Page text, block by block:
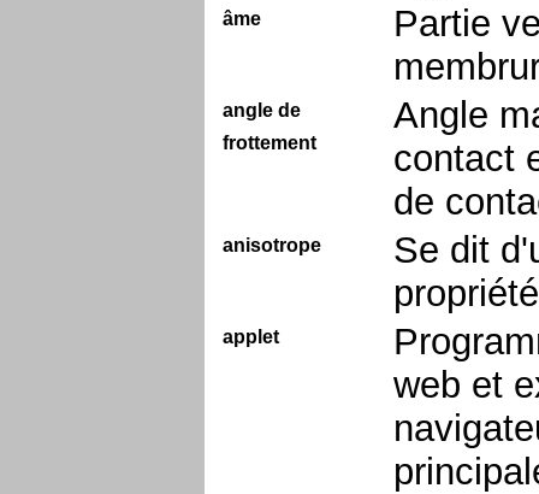
âme
Partie
angle de
frottement
Angle
contact
de
anisotrope
Se dit
applet
web et